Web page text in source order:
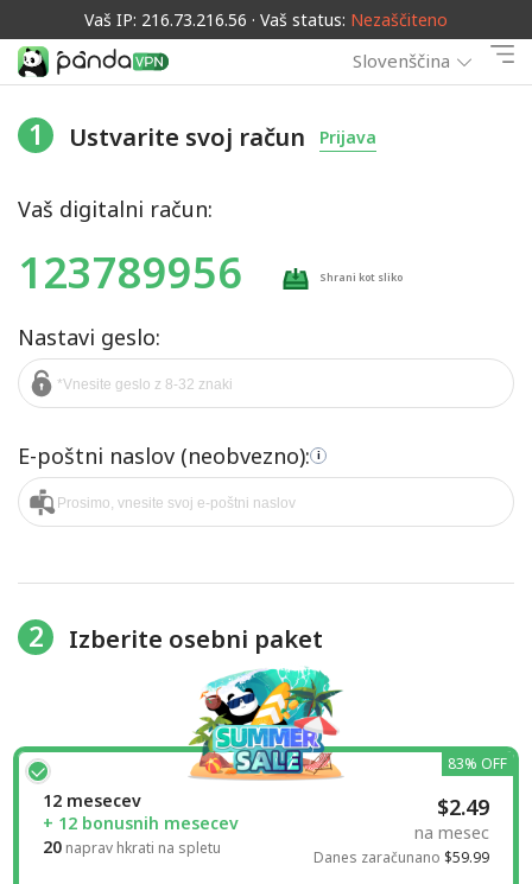
Vaš IP: 216.73.216.56 · Vaš status: Nezaščiteno
Slovenščina
1 Ustvarite svoj račun Prijava
Vaš digitalni račun:
123789956 Shrani kot sliko
Nastavi geslo:
E-poštni naslov (neobvezno): i
2 Izberite osebni paket
12 mesecev
+ 12 bonusnih mesecev
20 naprav hkrati na spletu
$2.49
na mesec
Danes zaračunano $59.99
83% OFF